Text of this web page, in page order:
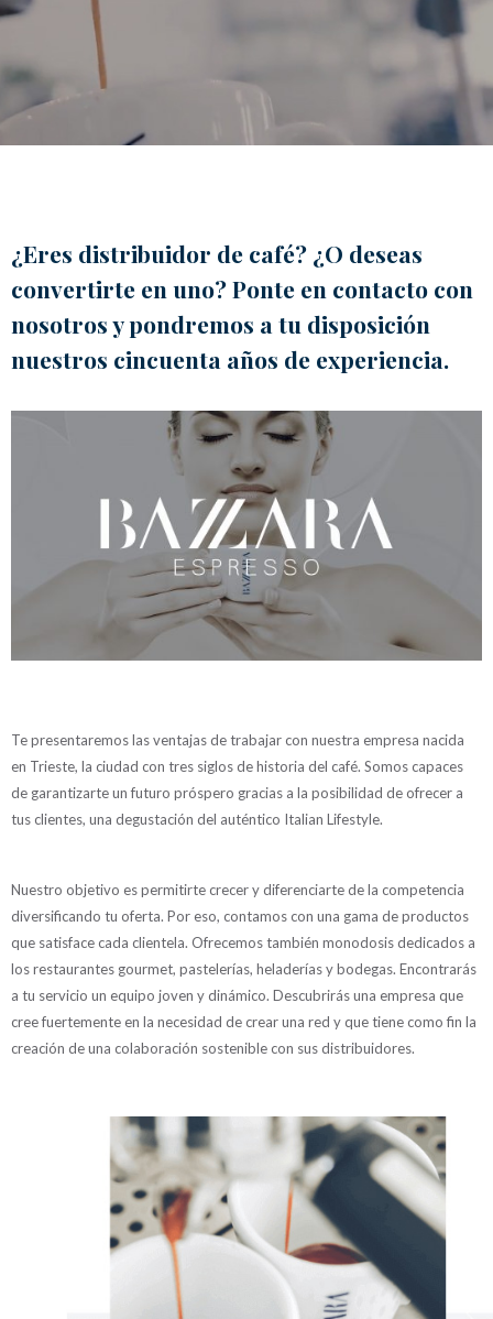
About us
¿Eres distribuidor de café? ¿O deseas
convertirte en uno? Ponte en contacto con
nosotros y pondremos a tu disposición
nuestros cincuenta años de experiencia.
Te presentaremos las ventajas de trabajar con nuestra empresa nacida
en Trieste, la ciudad con tres siglos de historia del café. Somos capaces
de garantizarte un futuro próspero gracias a la posibilidad de ofrecer a
tus clientes, una degustación del auténtico Italian Lifestyle.
Nuestro objetivo es permitirte crecer y diferenciarte de la competencia
diversificando tu oferta. Por eso, contamos con una gama de productos
que satisface cada clientela. Ofrecemos también monodosis dedicados a
los restaurantes gourmet, pastelerías, heladerías y bodegas. Encontrarás
a tu servicio un equipo joven y dinámico. Descubrirás una empresa que
cree fuertemente en la necesidad de crear una red y que tiene como fin la
creación de una colaboración sostenible con sus distribuidores.